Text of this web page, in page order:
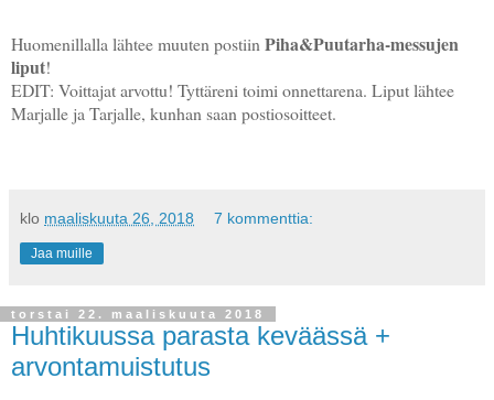
Huomenillalla lähtee muuten postiinPiha&Puutarha-messujen
liput!
EDIT: Voittajat arvottu! Tyttäreni toimi onnettarena. Liput lähtee
Marjalle ja Tarjalle, kunhan saan postiosoitteet.
klo maaliskuuta 26, 2018 7 kommenttia:
Jaa muille
torstai 22. maaliskuuta 2018
Huhtikuussa parasta keväässä +
arvontamuistutus